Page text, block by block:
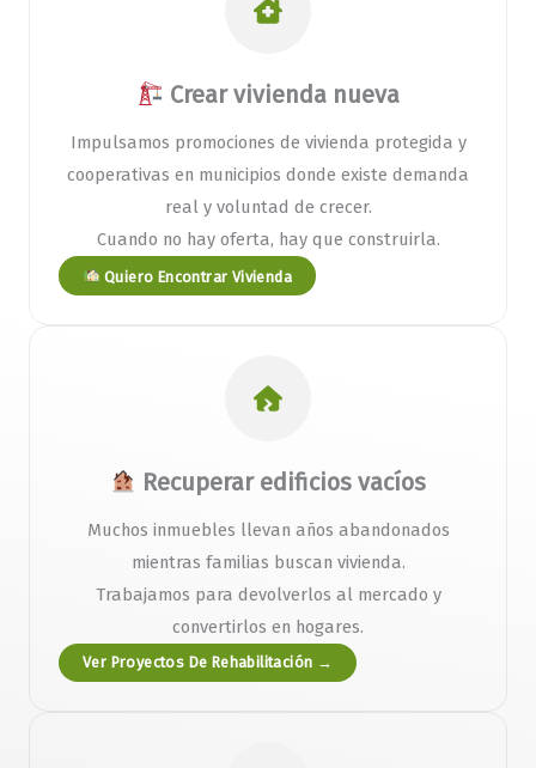
Crear vivienda nueva
Impulsamos promociones de vivienda protegida y
cooperativas en municipios donde existe demanda
real y voluntad de crecer.
Cuando no hay oferta, hay que construirla.
Quiero Encontrar Vivienda
Recuperar edificios vacíos
Muchos inmuebles llevan años abandonados
mientras familias buscan vivienda.
Trabajamos para devolverlos al mercado y
convertirlos en hogares.
Ver Proyectos De Rehabilitación →